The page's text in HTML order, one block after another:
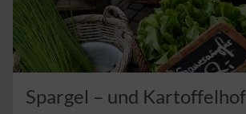
Spargel – und